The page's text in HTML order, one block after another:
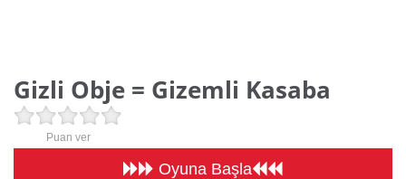
Futbol
Çocuk
Hızlı Okuma Testi
Gizli Obje = Gizemli Kasaba
Puan ver
Oyuna Başla